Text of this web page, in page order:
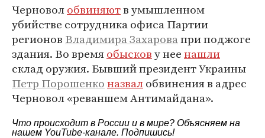
Черноволобвиняютв умышленном
убийстве сотрудника офиса Партии
регионов Владимира Захаровапри поджоге
здания. Во времяобыскову неенашли
склад оружия. Бывший президент Украины
Петр Порошенконазвалобвинения в адрес
Черновол «реваншем Антимайдана».
Что происходит в России и в мире? Объясняем на
нашем YouTube-канале. Подпишись!